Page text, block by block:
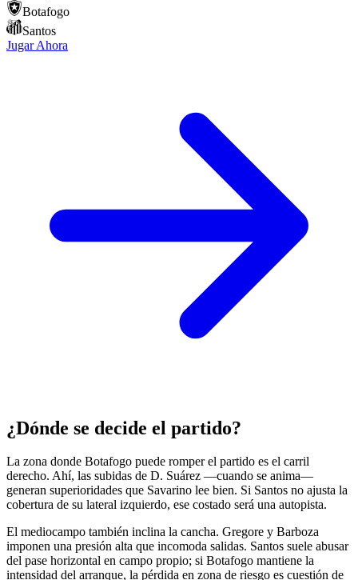
Botafogo
Santos
Jugar Ahora
¿Dónde se decide el partido?
La zona donde Botafogo puede romper el partido es el carril
derecho. Ahí, las subidas de D. Suárez —cuando se anima—
generan superioridades que Savarino lee bien. Si Santos no ajusta la
cobertura de su lateral izquierdo, ese costado será una autopista.
El mediocampo también inclina la cancha. Gregore y Barboza
imponen una presión alta que incomoda salidas. Santos suele abusar
del pase horizontal en campo propio; si Botafogo mantiene la
intensidad del arranque, la pérdida en zona de riesgo es cuestión de